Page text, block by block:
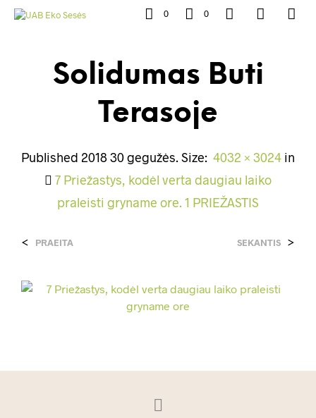
0 0
Solidumas Buti
Terasoje
Published 2018 30 gegužės. Size: 4032 × 3024 in
7 Priežastys, kodėl verta daugiau laiko
praleisti gryname ore. 1 PRIEŽASTIS
< PRAEITA SEKANTIS >